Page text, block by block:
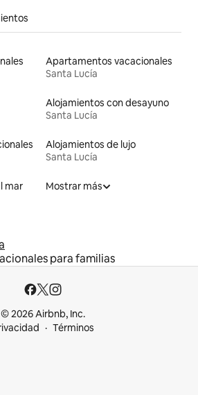
Apartamentos vacacionales
Santa Lucía
Alojamientos con desayuno
Santa Lucía
Alojamientos de lujo
Santa Lucía
mar
Mostrar más
para familias
© 2026 Airbnb, Inc.
Términos